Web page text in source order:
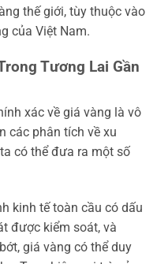
thế giới, tùy thuộc vào
của Việt Nam.
Tương Lai Gần
xác về giá vàng là vô
các phân tích về xu
có thể đưa ra một số
kinh tế toàn cầu có dấu
được kiểm soát, và
giá vàng có thể duy